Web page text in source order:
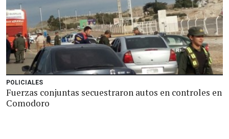
POLICIALES
Fuerzas conjuntas secuestraron autos en controles en
Comodoro